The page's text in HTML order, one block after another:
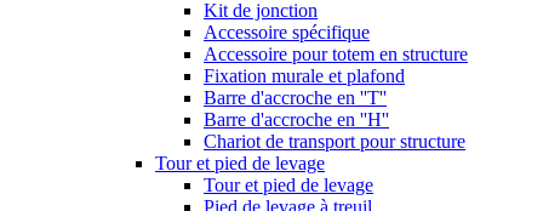
Kit de jonction
Accessoire spécifique
Accessoire pour totem en structure
Fixation murale et plafond
Barre d'accroche en ''T''
Barre d'accroche en ''H''
Chariot de transport pour structure
Tour et pied de levage
Tour et pied de levage